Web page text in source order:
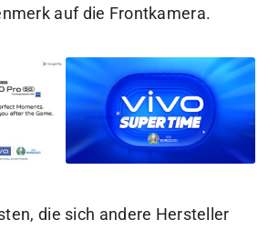
auf die Frontkamera.
die sich andere Hersteller